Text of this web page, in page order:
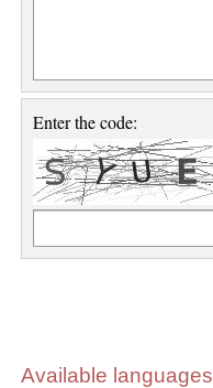
Enter the code:
Available languages